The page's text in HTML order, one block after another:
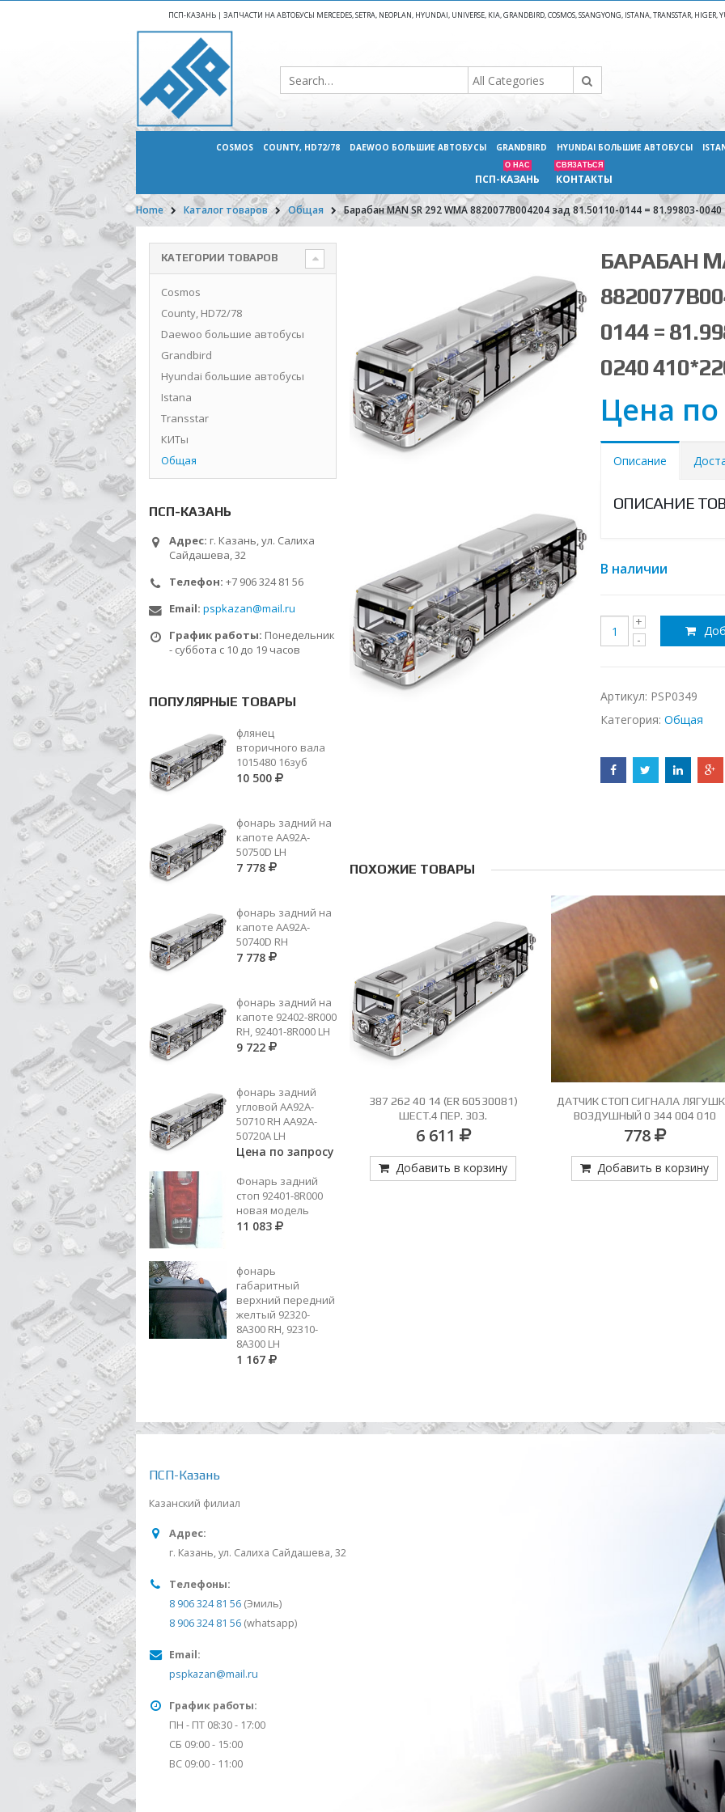
ПСП-КАЗАНЬ | ЗАПЧАСТИ НА АВТОБУСЫ MERCEDES, SETRA, NEOPLAN, HYUNDAI, UNIVERSE, KIA, GRANDBIRD, COSMOS, SSANGYONG, ISTANA, TRANSSTAR, HIGER,
COSMOS COUNTY, HD72/78 DAEWOO БОЛЬШИЕ АВТОБУСЫ GRANDBIRD HYUNDAI БОЛЬШИЕ АВТОБУСЫ
ПСП-КАЗАНЬ
О НАС
КОНТАКТЫ
СВЯЗАТЬСЯ
Home Каталог товаров Общая Барабан MAN SR 292 WMA 8820077B004204 зад 81.50110-0144 = 81.99803-
БАРАБАН
0144 =
0240
Цена по
Описание
ОПИСАНИЕ
В наличии
Артикул: PSP0349
Категория: Общая
ПОХОЖИЕ ТОВАРЫ
387 262 06 23 (ER 60530587)
ВТУЛКА СКОЛЬЗЯЩАЯ 1-2 ПЕР.
Цена по запросу
Добавить в корзину
387 262 40 14 (ER 60530081)
ШЕСТ.4 ПЕР. 30З.
6 611
Добавить в корзину
ДАТЧИК СТОП СИГНАЛА
ВОЗДУШНЫЙ 0 344 004 010
778
Добавить в корзину
КАТЕГОРИИ ТОВАРОВ
Cosmos
County, HD72/78
Daewoo большие автобусы
Grandbird
Hyundai большие автобусы
Istana
Transstar
КИТы
Общая
ПСП-КАЗАНЬ
Адрес: г. Казань, ул. Салиха
Сайдашева, 32
Телефон: +7 906 324 81 56
Email: pspkazan@mail.ru
График работы: Понедельник
- суббота с 10 до 19 часов
ПОПУЛЯРНЫЕ ТОВАРЫ
флянец
вторичного вала
1015480 16зуб
10 500
фонарь задний на
капоте AA92A-
50750D LH
7 778
фонарь задний на
капоте AA92A-
50740D RH
7 778
фонарь задний на
капоте 92402-8R000
RH, 92401-8R000 LH
9 722
фонарь задний
угловой AA92A-
50710 RH AA92A-
50720A LH
Цена по запросу
Фонарь задний
стоп 92401-8R000
новая модель
11 083
фонарь
габаритный
верхний передний
желтый 92320-
8A300 RH, 92310-
8А300 LH
1 167
ПСП-Казань
Казанский филиал
Адрес:
г. Казань, ул. Салиха Сайдашева, 32
Телефоны:
8 906 324 81 56 (Эмиль)
8 906 324 81 56 (whatsapp)
Email:
pspkazan@mail.ru
График работы:
ПН - ПТ 08:30 - 17:00
СБ 09:00 - 15:00
ВС 09:00 - 11:00